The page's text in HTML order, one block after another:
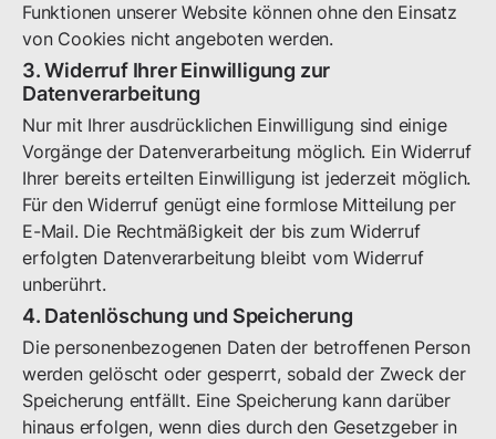
Funktionen unserer Website können ohne den Einsatz
von Cookies nicht angeboten werden.
3. Widerruf Ihrer Einwilligung zur
Datenverarbeitung
Nur mit Ihrer ausdrücklichen Einwilligung sind einige
Vorgänge der Datenverarbeitung möglich. Ein Widerruf
Ihrer bereits erteilten Einwilligung ist jederzeit möglich.
Für den Widerruf genügt eine formlose Mitteilung per
E-Mail. Die Rechtmäßigkeit der bis zum Widerruf
erfolgten Datenverarbeitung bleibt vom Widerruf
unberührt.
4. Datenlöschung und Speicherung
Die personenbezogenen Daten der betroffenen Person
werden gelöscht oder gesperrt, sobald der Zweck der
Speicherung entfällt. Eine Speicherung kann darüber
hinaus erfolgen, wenn dies durch den Gesetzgeber in